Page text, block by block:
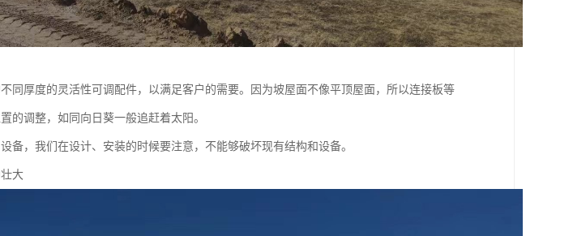
同厚度的灵活性可调配件，以满足客户的需要。因为坡屋面不像平顶屋面，所以连接板等
的调整，如同向日葵一般追赶着太阳。
备，我们在设计、安装的时候要注意，不能够破坏现有结构和设备。
大